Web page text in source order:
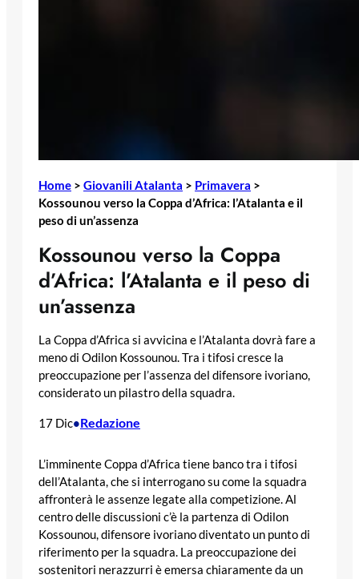
Home > Giovanili Atalanta > Primavera >
Kossounou verso la Coppa d’Africa: l’Atalanta e il
peso di un’assenza
Kossounou verso la Coppa
d’Africa: l’Atalanta e il peso di
un’assenza
La Coppa d’Africa si avvicina e l’Atalanta dovrà fare a
meno di Odilon Kossounou. Tra i tifosi cresce la
preoccupazione per l’assenza del difensore ivoriano,
considerato un pilastro della squadra.
17 Dic•Redazione
L’imminente Coppa d’Africa tiene banco tra i tifosi
dell’Atalanta, che si interrogano su come la squadra
affronterà le assenze legate alla competizione. Al
centro delle discussioni c’è la partenza di Odilon
Kossounou, difensore ivoriano diventato un punto di
riferimento per la squadra. La preoccupazione dei
sostenitori nerazzurri è emersa chiaramente da un